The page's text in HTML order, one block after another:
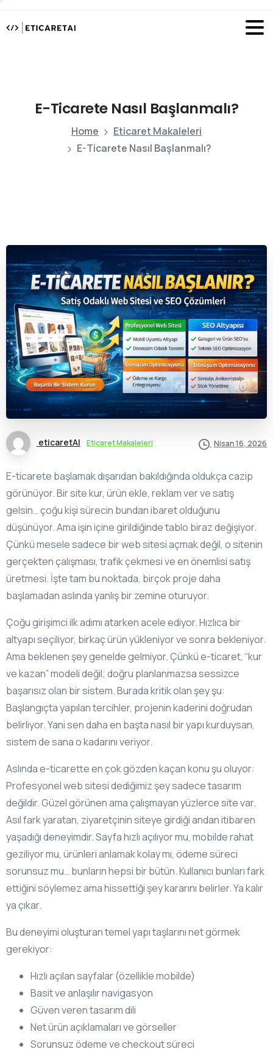
E-Ticarete Nasıl Başlanmalı?
Home
Eticaret Makaleleri
E-Ticarete Nasıl Başlanmalı?
eticaretAI Eticaret Makaleleri Nisan 16, 2026
E-ticarete başlamak dışarıdan bakıldığında oldukça cazip
görünüyor. Bir site kur, ürün ekle, reklam ver ve satış
gelsin… çoğu kişi sürecin bundan ibaret olduğunu
düşünüyor. Ama işin içine girildiğinde tablo biraz değişiyor.
Çünkü mesele sadece bir web sitesi açmak değil, o sitenin
gerçekten çalışması, trafik çekmesi ve en önemlisi satış
üretmesi. İşte tam bu noktada, birçok proje daha
başlamadan aslında yanlış bir zemine oturuyor.
Çoğu girişimci ilk adımı atarken acele ediyor. Hızlıca bir
altyapı seçiliyor, birkaç ürün yükleniyor ve sonra bekleniyor.
Ama beklenen şey genelde gelmiyor. Çünkü e-ticaret, “kur
ve kazan” modeli değil; doğru planlanmazsa sessizce
başarısız olan bir sistem. Burada kritik olan şey şu:
Başlangıçta yapılan tercihler, projenin kaderini doğrudan
belirliyor. Yani sen daha en başta nasıl bir yapı kurduysan,
sistem de sana o kadarını veriyor.
Aslında e-ticarette en çok gözden kaçan konu şu oluyor:
Profesyonel web sitesi dediğimiz şey sadece tasarım
değildir. Güzel görünen ama çalışmayan yüzlerce site var.
Asıl fark yaratan, ziyaretçinin siteye girdiği andan itibaren
yaşadığı deneyimdir. Sayfa hızlı açılıyor mu, mobilde rahat
geziliyor mu, ürünleri anlamak kolay mı, ödeme süreci
sorunsuz mu… bunların hepsi bir bütün. Kullanıcı bunları fark
ettiğini söylemez ama hissettiği şey kararını belirler. Ya kalır
ya çıkar.
Bu deneyimi oluşturan temel yapı taşlarını net görmek
gerekiyor:
Hızlı açılan sayfalar (özellikle mobilde)
Basit ve anlaşılır navigasyon
Güven veren tasarım dili
Net ürün açıklamaları ve görseller
Sorunsuz ödeme ve checkout süreci